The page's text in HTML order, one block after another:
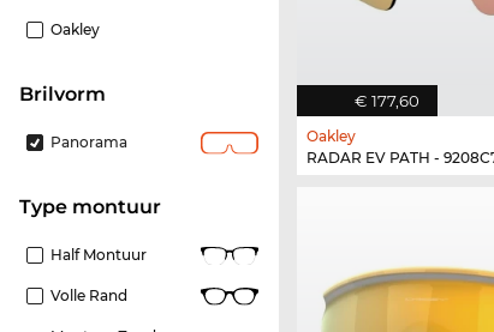
Oakley
Brilvorm
Panorama
Type montuur
Half Montuur
Volle Rand
€ 177,60
Oakley
RADAR EV PATH -